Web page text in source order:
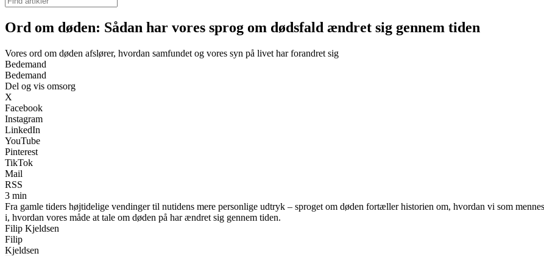
Ord om døden: Sådan har vores sprog om dødsfald ændret sig gennem tiden
Vores ord om døden afslører, hvordan samfundet og vores syn på livet har forandret sig
Bedemand
Bedemand
Del og vis omsorg
X
Facebook
Instagram
LinkedIn
YouTube
Pinterest
TikTok
Mail
RSS
3 min
Fra gamle tiders højtidelige vendinger til nutidens mere personlige udtryk – sproget om døden fortæller historien om, hvordan vi som
i, hvordan vores måde at tale om døden på har ændret sig gennem tiden.
Filip Kjeldsen
Filip
Kjeldsen